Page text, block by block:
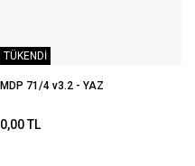
TÜKENDİ
MDP 71/4 v3.2 - YAZ
0,00 TL